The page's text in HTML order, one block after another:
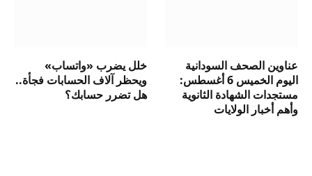
عناوين الصحف السودانية
اليوم الخميس 6 أغسطس:
مستجدات الشهادة الثانوية
وأهم أخبار الولايات
خلل يضرب «واتساب»
ويحظر آلاف الحسابات فجأة..
هل تضرر حسابك؟